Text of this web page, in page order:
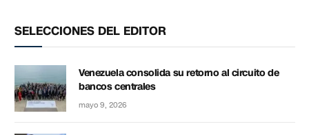
SELECCIONES DEL EDITOR
Venezuela consolida su retorno al circuito de
bancos centrales
mayo 9, 2026